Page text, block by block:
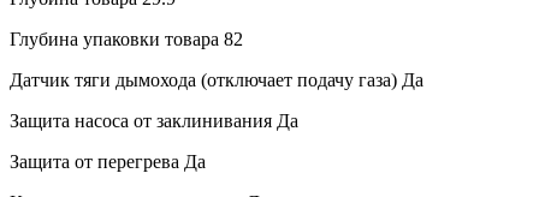
Глубина упаковки товара 82
Датчик тяги дымохода (отключает подачу газа) Да
Защита насоса от заклинивания Да
Защита от перегрева Да